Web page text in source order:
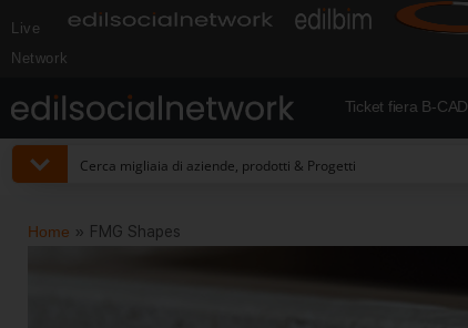
Live
Network
Ticket fiera B-CAD
Home » FMG Shapes